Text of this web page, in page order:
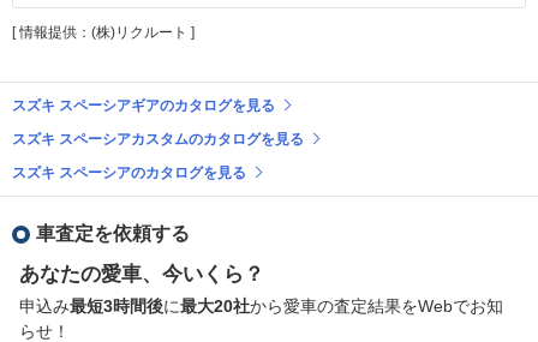
[ 情報提供：(株)リクルート ]
スズキ スペーシアギアのカタログを見る
スズキ スペーシアカスタムのカタログを見る
スズキ スペーシアのカタログを見る
車査定を依頼する
あなたの愛車、今いくら？
申込み最短3時間後に最大20社から愛車の査定結果をWebでお知
らせ！